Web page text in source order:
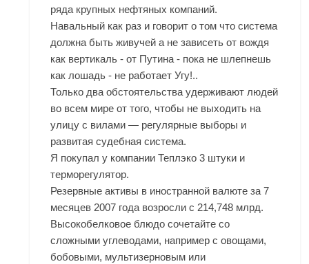
ряда крупных нефтяных компаний.
Навальный как раз и говорит о том что система
должна быть живучей а не зависеть от вождя
как вертикаль - от Путина - пока не шлепнешь
как лошадь - не работает Угу!..
Только два обстоятельства удерживают людей
во всем мире от того, чтобы не выходить на
улицу с вилами — регулярные выборы и
развитая судебная система.
Я покупал у компании Теплэко 3 штуки и
терморегулятор.
Резервные активы в иностранной валюте за 7
месяцев 2007 года возросли с 214,748 млрд.
Высокобелковое блюдо сочетайте со
сложными углеводами, например с овощами,
бобовыми, мультизерновым или